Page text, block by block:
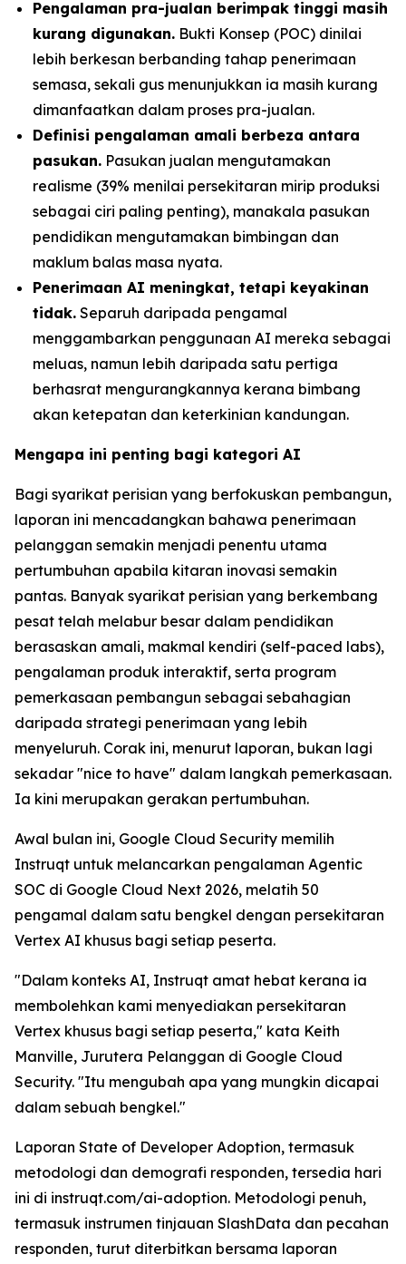
Pengalaman pra-jualan berimpak tinggi masih
kurang digunakan. Bukti Konsep (POC) dinilai
lebih berkesan berbanding tahap penerimaan
semasa, sekali gus menunjukkan ia masih kurang
dimanfaatkan dalam proses pra-jualan.
Definisi pengalaman amali berbeza antara
pasukan. Pasukan jualan mengutamakan
realisme (39% menilai persekitaran mirip produksi
sebagai ciri paling penting), manakala pasukan
pendidikan mengutamakan bimbingan dan
maklum balas masa nyata.
Penerimaan AI meningkat, tetapi keyakinan
tidak. Separuh daripada pengamal
menggambarkan penggunaan AI mereka sebagai
meluas, namun lebih daripada satu pertiga
berhasrat mengurangkannya kerana bimbang
akan ketepatan dan keterkinian kandungan.
Mengapa ini penting bagi kategori AI
Bagi syarikat perisian yang berfokuskan pembangun,
laporan ini mencadangkan bahawa penerimaan
pelanggan semakin menjadi penentu utama
pertumbuhan apabila kitaran inovasi semakin
pantas. Banyak syarikat perisian yang berkembang
pesat telah melabur besar dalam pendidikan
berasaskan amali, makmal kendiri (self-paced labs),
pengalaman produk interaktif, serta program
pemerkasaan pembangun sebagai sebahagian
daripada strategi penerimaan yang lebih
menyeluruh. Corak ini, menurut laporan, bukan lagi
sekadar "nice to have" dalam langkah pemerkasaan.
Ia kini merupakan gerakan pertumbuhan.
Awal bulan ini, Google Cloud Security memilih
Instruqt untuk melancarkan pengalaman Agentic
SOC di Google Cloud Next 2026, melatih 50
pengamal dalam satu bengkel dengan persekitaran
Vertex AI khusus bagi setiap peserta.
"Dalam konteks AI, Instruqt amat hebat kerana ia
membolehkan kami menyediakan persekitaran
Vertex khusus bagi setiap peserta," kata Keith
Manville, Jurutera Pelanggan di Google Cloud
Security. "Itu mengubah apa yang mungkin dicapai
dalam sebuah bengkel."
Laporan State of Developer Adoption, termasuk
metodologi dan demografi responden, tersedia hari
ini di instruqt.com/ai-adoption. Metodologi penuh,
termasuk instrumen tinjauan SlashData dan pecahan
responden, turut diterbitkan bersama laporan